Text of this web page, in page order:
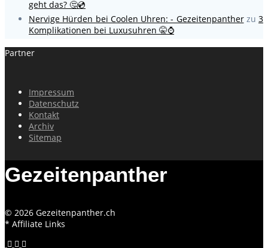
geht das? 🤔💿
Nervige Hürden bei Coolen Uhren: - Gezeitenpantherzu 3
Komplikationen bei Luxusuhren 🤫⌚
Partner
Impressum
Datenschutz
Kontakt
Archiv
Sitemap
Gezeitenpanther
© 2026 Gezeitenpanther.ch
* Affiliate Links